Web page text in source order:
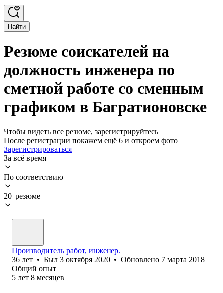
Найти
Резюме соискателей на
должность инженера по
сметной работе со сменным
графиком в Багратионовске
Чтобы видеть все резюме, зарегистрируйтесь
После регистрации покажем ещё 6 и откроем фото
Зарегистрироваться
За всё время
По соответствию
20 резюме
Производитель работ, инженер.
36 лет • Был 3 октября 2020 • Обновлено 7 марта 2018
Общий опыт
5 лет 8 месяцев